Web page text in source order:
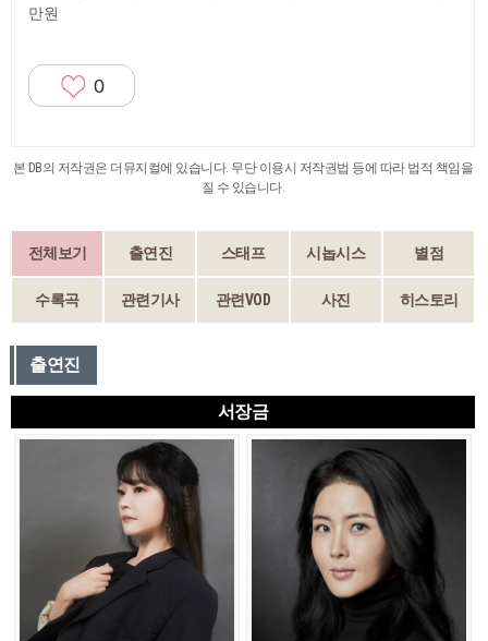
만원
0
본 DB의 저작권은 더뮤지컬에 있습니다. 무단 이용시 저작권법 등에 따라 법적 책임을
질 수 있습니다.
전체보기 출연진 스태프 시놉시스 별점
수록곡 관련기사 관련VOD 사진 히스토리
출연진
서장금